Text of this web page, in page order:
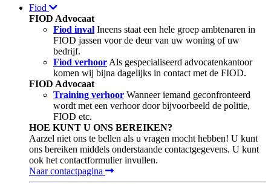
Fiod
FIOD Advocaat
Fiod inval Ineens staat een hele groep ambtenaren in
FIOD jassen voor de deur van uw woning of uw
bedrijf.
Fiod verhoor Als gespecialiseerd advocatenkantoor
komen wij bijna dagelijks in contact met de FIOD.
FIOD Advocaat
Training verhoor Wanneer iemand geconfronteerd
wordt met een verhoor door bijvoorbeeld de politie,
FIOD etc.
HOE KUNT U ONS BEREIKEN?
Aarzel niet ons te bellen als u vragen mocht hebben! U kunt
ons bereiken middels onderstaande contactgegevens. U kunt
ook het contactformulier invullen.
Naar contactpagina